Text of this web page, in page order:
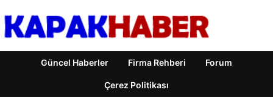
Güncel Haberler Firma Rehberi Forum
Çerez Politikası